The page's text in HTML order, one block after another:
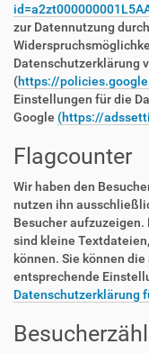
zur Datennutzung
Datenschutzerklärung
(https://
Einstellungen für die
Google (https://
Flagcounter
Wir haben den
nutzen ihn
Besucher
sind kleine
können. Sie können
entsprechende
Datenschutzerklärung